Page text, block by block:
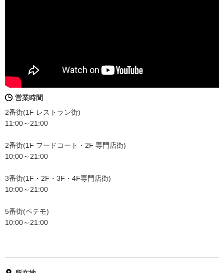
営業時間
2番街(1F レストラン街)
11:00～21:00
2番街(1F フードコート・2F 専門店街)
10:00～21:00
3番街(1F・2F・3F・4F専門店街)
10:00～21:00
5番街(ペテモ)
10:00～21:00